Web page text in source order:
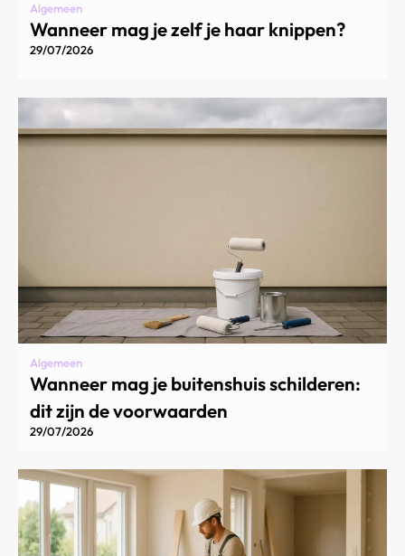
Algemeen
Wanneer mag je zelf je haar knippen?
29/07/2026
Algemeen
Wanneer mag je buitenshuis schilderen:
dit zijn de voorwaarden
29/07/2026